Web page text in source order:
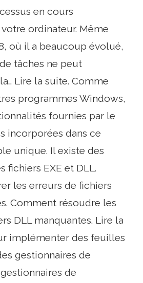
en cours
ordinateur. Même
où il a beaucoup évolué,
tâches ne peut
Lire la suite. Comme
programmes Windows,
fournies par le
incorporées dans ce
unique. Il existe des
fichiers EXE et DLL.
les erreurs de fichiers
Comment résoudre les
DLL manquantes. Lire la
implémenter des feuilles
gestionnaires de
de